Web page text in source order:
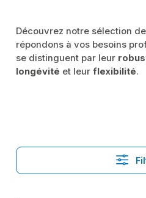
Découvrez notre sélection
répondons à vos besoins
se distinguent par leur
longévité et leurflexibilité.